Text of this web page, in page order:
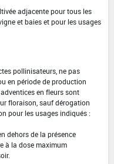
adjacente pour tous les
et baies et pour les usages
pollinisateurs, ne pas
en période de production
en fleurs sont
floraison, sauf dérogation
pour les usages indiqués :
dehors de la présence
à la dose maximum